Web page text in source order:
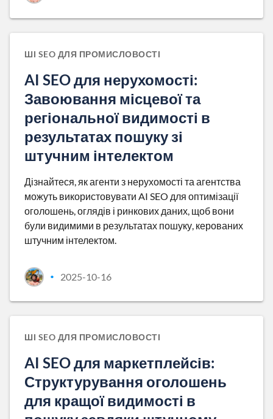
ШІ SEO ДЛЯ ПРОМИСЛОВОСТІ
AI SEO для нерухомості:
Завоювання місцевої та
регіональної видимості в
результатах пошуку зі
штучним інтелектом
Дізнайтеся, як агенти з нерухомості та агентства
можуть використовувати AI SEO для оптимізації
оголошень, оглядів і ринкових даних, щоб вони
були видимими в результатах пошуку, керованих
штучним інтелектом.
• 2025-10-16
ШІ SEO ДЛЯ ПРОМИСЛОВОСТІ
AI SEO для маркетплейсів:
Структурування оголошень
для кращої видимості в